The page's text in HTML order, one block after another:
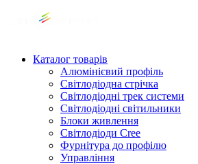
Каталог товарів
Алюмінієвий профіль
Світлодіодна стрічка
Світлодіодні трек системи
Світлодіодні світильники
Блоки живлення
Світлодіоди Cree
Фурнітура до профілю
Управління